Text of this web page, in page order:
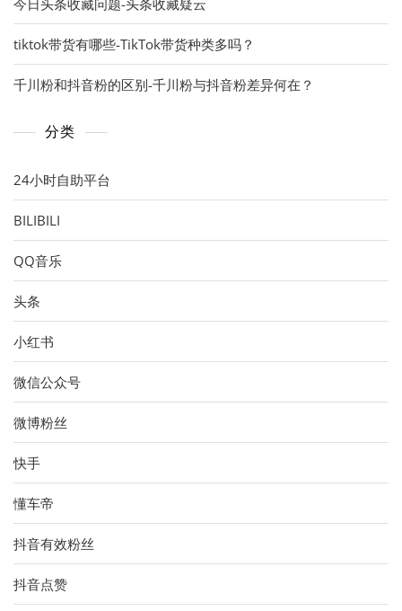
今日头条收藏问题-头条收藏疑云
tiktok带货有哪些-TikTok带货种类多吗？
千川粉和抖音粉的区别-千川粉与抖音粉差异何在？
分类
24小时自助平台
BILIBILI
QQ音乐
头条
小红书
微信公众号
微博粉丝
快手
懂车帝
抖音有效粉丝
抖音点赞